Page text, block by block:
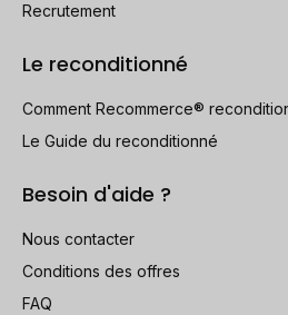
Recrutement
Le reconditionné
Comment Recommerce®
Le Guide du reconditionné
Besoin d'aide ?
Nous contacter
Conditions des offres
FAQ